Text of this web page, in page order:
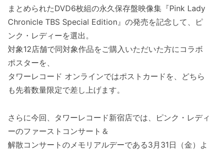
まとめられたDVD6枚組の永久保存盤映像集『Pink Lady
Chronicle TBS Special Edition』の発売を記念して、ピ
ンク・レディーを選出。
対象12店舗で同対象作品をご購入いただいた方にコラボ
ポスターを、
タワーレコード オンラインではポストカードを、どちら
も先着数量限定で差し上げます。
さらに今回、タワーレコード新宿店では、ピンク・レディ
ーのファーストコンサート＆
解散コンサートのメモリアルデーである3月31日（金）よ